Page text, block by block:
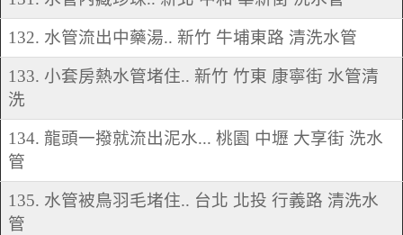
132. 水管流出中藥湯.. 新竹 牛埔東路 清洗水管
133. 小套房熱水管堵住.. 新竹 竹東 康寧街 水管清
洗
134. 龍頭一撥就流出泥水... 桃園 中壢 大享街 洗水
管
135. 水管被鳥羽毛堵住.. 台北 北投 行義路 清洗水
管